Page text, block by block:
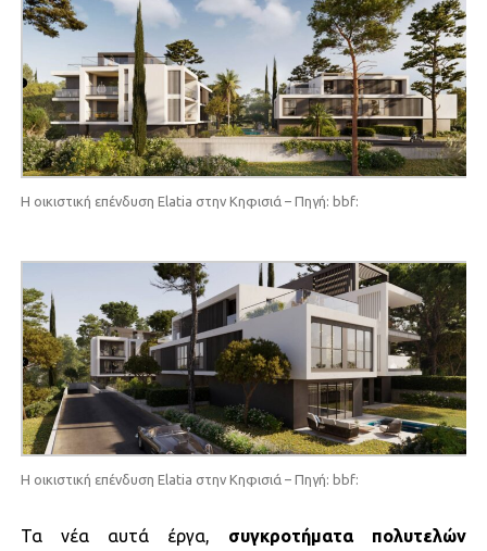
Η οικιστική επένδυση Elatia στην Κηφισιά – Πηγή: bbf:
Η οικιστική επένδυση Elatia στην Κηφισιά – Πηγή: bbf:
Τα νέα αυτά έργα, συγκροτήματα πολυτελών